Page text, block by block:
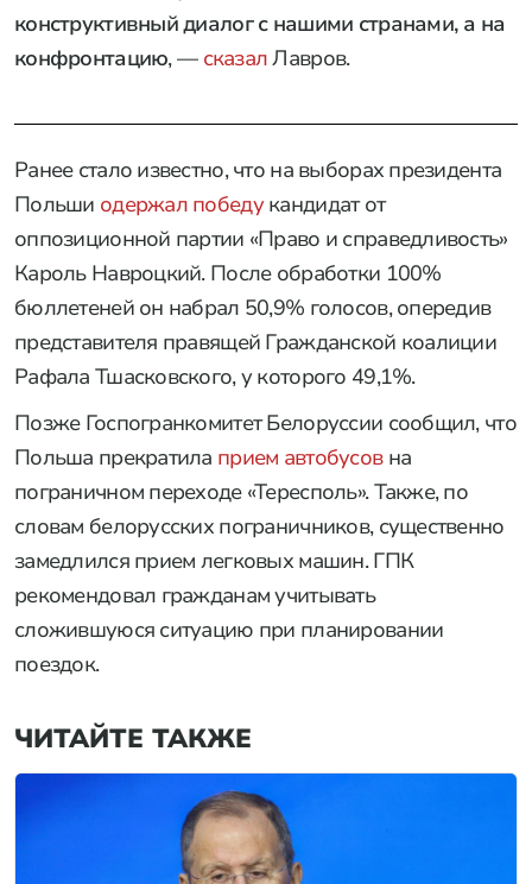
конструктивный диалог с нашими странами, а на
конфронтацию, — сказалЛавров.
Ранее стало известно, что на выборах президента
Польши одержал победукандидат от
оппозиционной партии «Право и справедливость»
Кароль Навроцкий. После обработки 100%
бюллетеней он набрал 50,9% голосов, опередив
представителя правящей Гражданской коалиции
Рафала Тшасковского, у которого 49,1%.
Позже Госпогранкомитет Белоруссии сообщил, что
Польша прекратила прием автобусовна
пограничном переходе «Тересполь». Также, по
словам белорусских пограничников, существенно
замедлился прием легковых машин. ГПК
рекомендовал гражданам учитывать
сложившуюся ситуацию при планировании
поездок.
ЧИТАЙТЕ ТАКЖЕ